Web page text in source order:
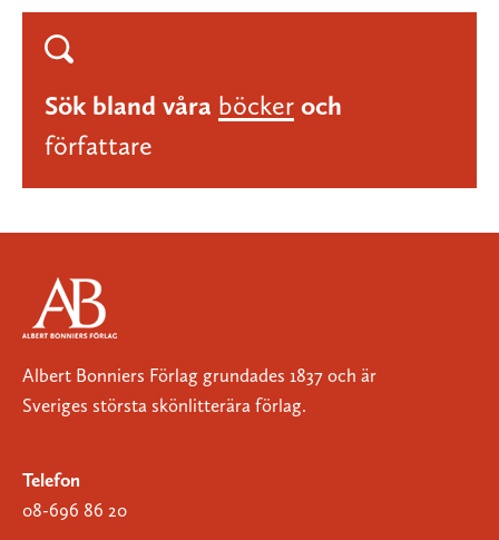
Sök bland våra böcker och
författare
Albert Bonniers Förlag grundades 1837 och är
Sveriges största skönlitterära förlag.
Telefon
08-696 86 20